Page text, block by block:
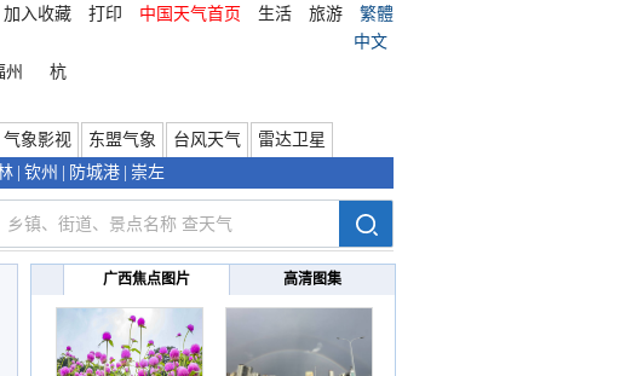
加入收藏 打印 中国天气首页 生活 旅游
繁體
中文
州
杭
气象影视 东盟气象 台风天气
雷达卫星
钦州 防城港 崇左
广西焦点图片 高清图集